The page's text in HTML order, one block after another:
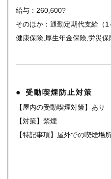
給与：260,600?
そのほか：通勤定期代支給（1
健康保険,厚生年金保険,労災
受動喫煙防止対策
【屋内の受動喫煙対策】あり
【対策】禁煙
【特記事項】屋外での喫煙場